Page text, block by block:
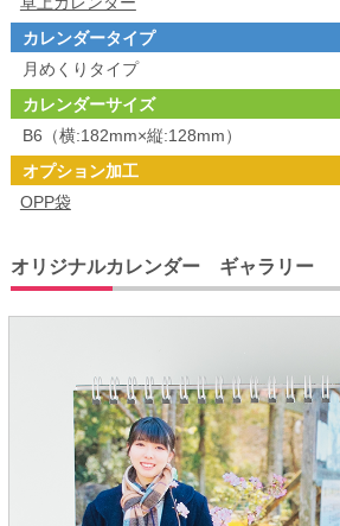
カレンダータイプ
月めくりタイプ
カレンダーサイズ
B6（横:182mm×縦:128mm）
オプション加工
OPP袋
オリジナルカレンダー ギャラリー